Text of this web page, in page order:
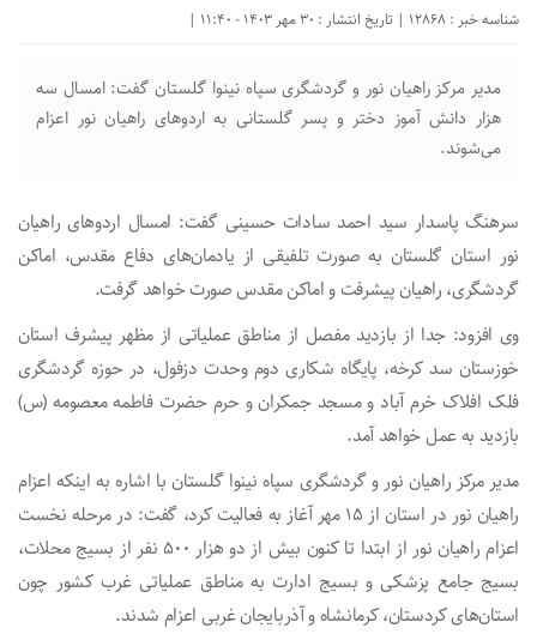
شناسه خبر : 12868 | تاریخ انتشار : 30 مهر 1403 - 11:40 |
مدیر مرکز راهیان نور و گردشگری سپاه نینوا گلستان گفت: امسال سه
هزار دانش آموز دختر و پسر گلستانی به اردوهای راهیان نور اعزام
می‌شوند.
سرهنگ پاسدار سید احمد سادات حسینی گفت: امسال اردوهای راهیان
نور استان گلستان به صورت تلفیقی از یادمان‌های دفاع مقدس، اماکن
گردشگری، راهیان پیشرفت و اماکن مقدس صورت خواهد گرفت.
وی افزود: جدا از بازدید مفصل از مناطق عملیاتی از مظهر پیشرف استان
خوزستان سد کرخه، پایگاه شکاری دوم وحدت دزفول، در حوزه گردشگری
فلک افلاک خرم آباد و مسجد جمکران و حرم حضرت فاطمه معصومه (س)
بازدید به عمل خواهد آمد.
مدیر مرکز راهیان نور و گردشگری سپاه نینوا گلستان با اشاره به اینکه اعزام
راهیان نور در استان از ۱۵ مهر آغاز به فعالیت کرد، گفت: در مرحله نخست
اعزام راهیان نور از ابتدا تا کنون بیش از دو هزار ۵۰۰ نفر از بسیج محلات،
بسیج جامع پزشکی و بسیج ادارت به مناطق عملیاتی غرب کشور چون
استان‌های کردستان، کرمانشاه و آذربایجان غربی اعزام شدند.